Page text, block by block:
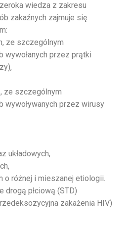
wiedza z zakresu
zakaźnych zajmuje się
ze szczególnym
wywołanych przez prątki
ze szczególnym
wywoływanych przez wirusy
układowych,
o różnej i mieszanej etiologii.
drogą płciową (STD)
zakażenia HIV)